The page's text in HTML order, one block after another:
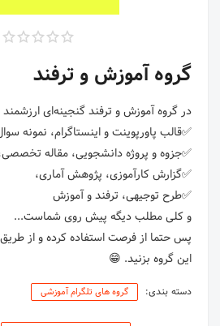
گروه آموزش و ترفند
پس حتما از فرصت استفاده کرده و از
این گروه بزنید. 😁
دسته بندی: گروه های تلگرام آموزشی